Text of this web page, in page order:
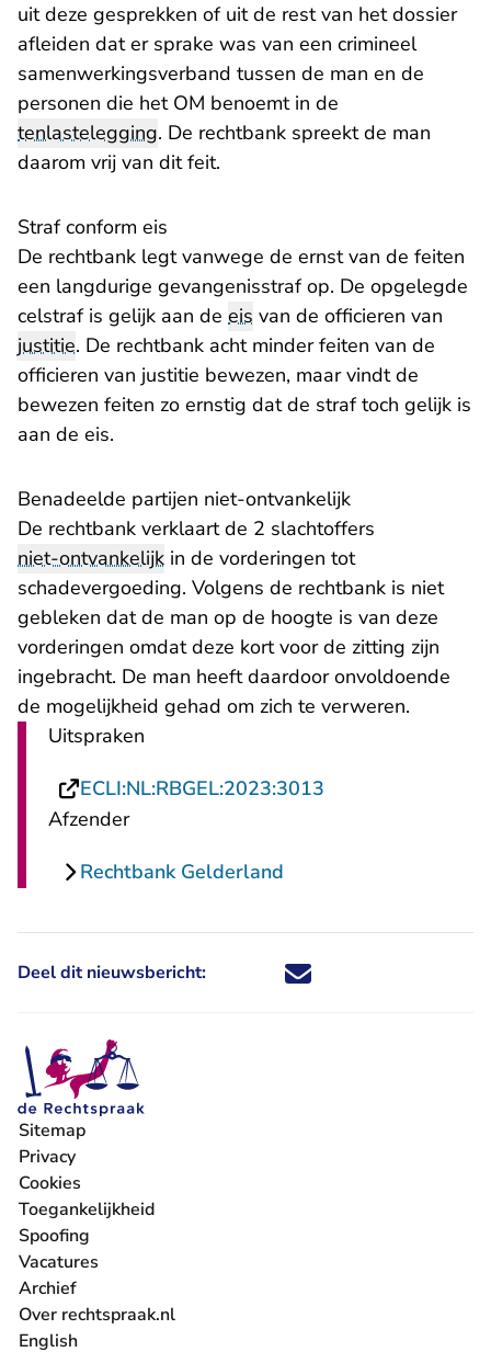
uit deze gesprekken of uit de rest van het dossier
afleiden dat er sprake was van een crimineel
samenwerkingsverband tussen de man en de
personen die het OM benoemt in de
tenlastelegging. De rechtbank spreekt de man
daarom vrij van dit feit.
Straf conform eis
De rechtbank legt vanwege de ernst van de feiten
een langdurige gevangenisstraf op. De opgelegde
celstraf is gelijk aan de eis van de officieren van
justitie. De rechtbank acht minder feiten van de
officieren van justitie bewezen, maar vindt de
bewezen feiten zo ernstig dat de straf toch gelijk is
aan de eis.
Benadeelde partijen niet-ontvankelijk
De rechtbank verklaart de 2 slachtoffers
niet-ontvankelijk in de vorderingen tot
schadevergoeding. Volgens de rechtbank is niet
gebleken dat de man op de hoogte is van deze
vorderingen omdat deze kort voor de zitting zijn
ingebracht. De man heeft daardoor onvoldoende
de mogelijkheid gehad om zich te verweren.
Uitspraken
ECLI:NL:RBGEL:2023:3013
Afzender
Rechtbank Gelderland
Deel dit nieuwsbericht: Deel dit nieuwsbericht via X -
Deel dit nieuwsbericht via
Deel dit nieuwsbericht
Deel dit
Sitemap
Privacy
Cookies
Toegankelijkheid
Spoofing
Vacatures
- U verlaat Rechtspraak.nl
Archief
Over rechtspraak.nl
English